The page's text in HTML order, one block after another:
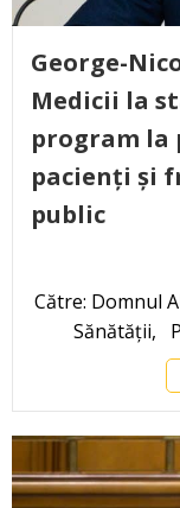
George-
Medicii la
program la
pacienți și
public
Către: Domnul
Sănătății,